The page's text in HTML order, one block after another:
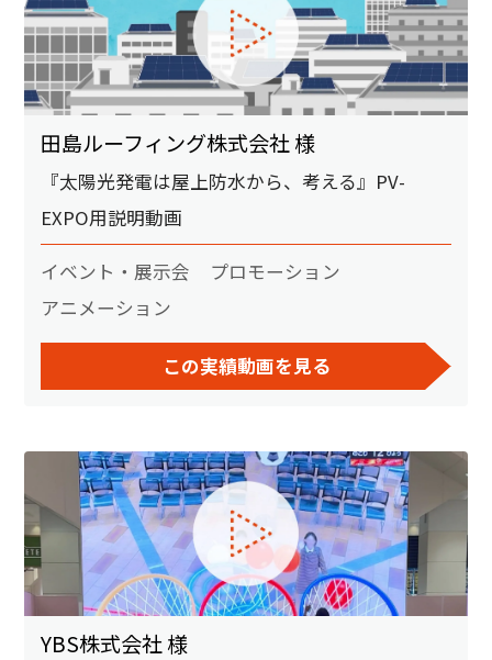
田島ルーフィング株式会社 様
『太陽光発電は屋上防水から、考える』PV-
EXPO用説明動画
イベント・展示会
プロモーション
アニメーション
この実績動画を見る
YBS株式会社 様